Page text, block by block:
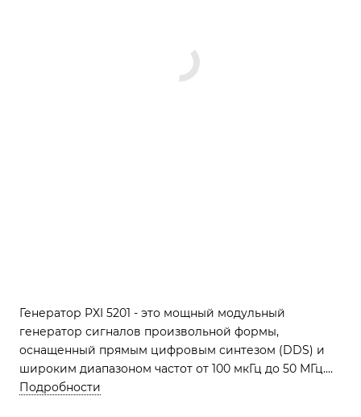
Генератор PXI 5201 - это мощный модульный
генератор сигналов произвольной формы,
оснащенный прямым цифровым синтезом (DDS) и
широким диапазоном частот от 100 мкГц до 50 МГц.
Он обеспечивает высокую точность и гибкость в
Подробности